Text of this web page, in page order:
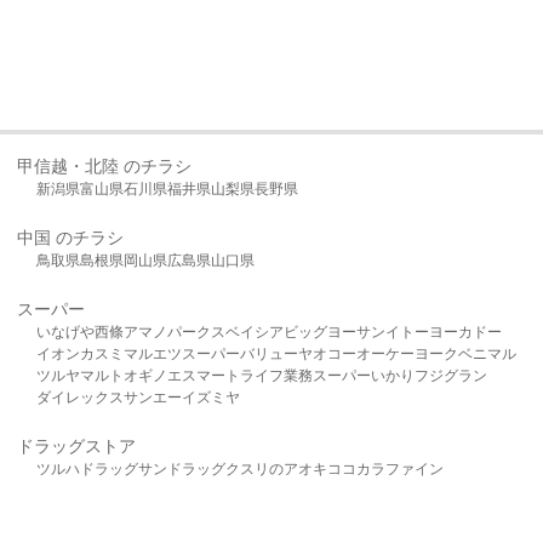
甲信越・北陸 のチラシ
新潟県富山県石川県福井県山梨県長野県
中国 のチラシ
鳥取県島根県岡山県広島県山口県
スーパー
いなげや西條アマノパークスベイシア ビッグヨーサンイトーヨーカドー
イオンカスミ マルエツスーパーバリューヤオコーオーケー ヨークベニマル
ツルヤマルト オギノ エスマート ライフ業務スーパーいかり フジグラン
ダイレックスサンエーイズミヤ
ドラッグストア
ツルハドラッグサンドラッグクスリのアオキ ココカラファイン